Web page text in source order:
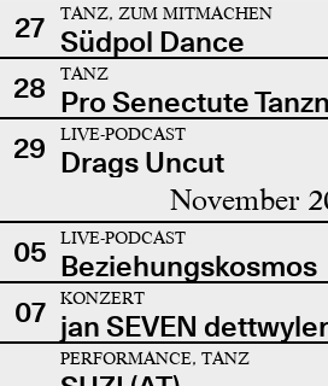
27 TANZ, ZUM MITMACHEN
Südpol Dance
28
TANZ
Pro Senectute
29
LIVE-PODCAST
Drags Uncut
November
05 LIVE-PODCAST
Beziehungskosmos
07
KONZERT
jan SEVEN dettwyler
PERFORMANCE, TANZ